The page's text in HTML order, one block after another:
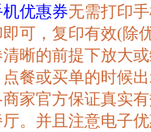
优惠券无需打印
可，复印有效(除
晰的前提下放大
餐或买单的时候
家官方保证真实
。并且注意电子